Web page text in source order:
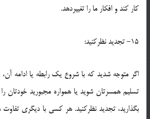
کار کند و افکار ما را تغييردهد.
15- تجديد نظرکنيد:
اگر متوجه شديد که با شروع يک رابطه يا ادامه آن،
تسليم همسرتان شويد يا همواره مجبوريد خودتان
بگذاريد، تجديد نظرکنيد. هر کسي با ديگري